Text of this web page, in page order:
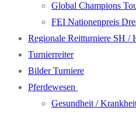
Global Champions
FEI Nationenpreis
Regionale Reitturniere SH /
Turnierreiter
Bilder Turniere
Pferdewesen
Gesundheit /